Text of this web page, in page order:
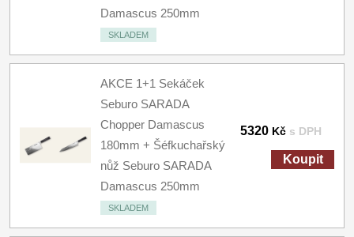
Damascus 250mm
SKLADEM
AKCE 1+1 Sekáček
Seburo SARADA
Chopper Damascus
180mm + Šéfkuchařský
nůž Seburo SARADA
Damascus 250mm
SKLADEM
5320 Kč s DPH
Koupit